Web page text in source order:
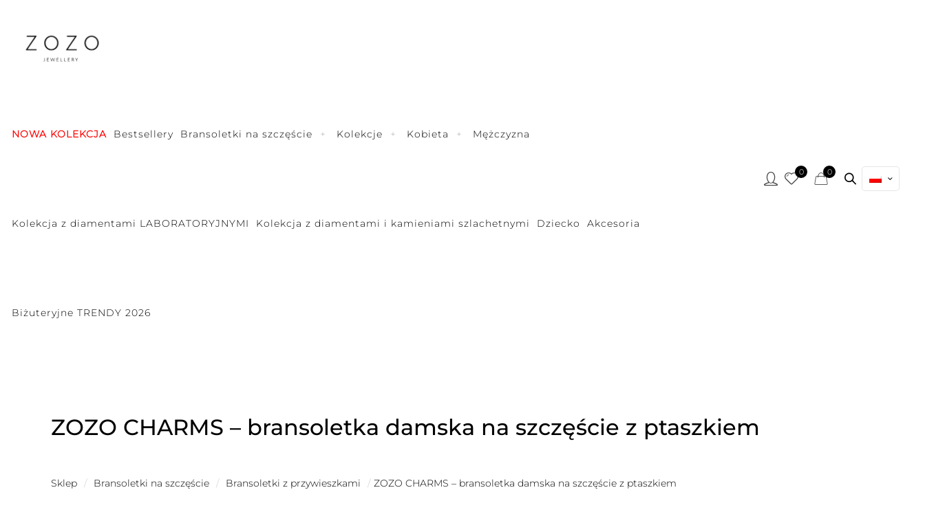
NOWA KOLEKCJA Bestsellery Bransoletki na szczęście Kolekcje Kobieta Mężczyzna
Kolekcja z diamentami LABORATORYJNYMI Kolekcja z diamentami i kamieniami szlachetnymi Dziecko Akcesoria
Biżuteryjne TRENDY 2026
0 0
ZOZO CHARMS – bransoletka damska na szczęście z ptaszkiem
Sklep / Bransoletki na szczęście / Bransoletki z przywieszkami / ZOZO CHARMS – bransoletka damska na szczęście z ptaszkiem